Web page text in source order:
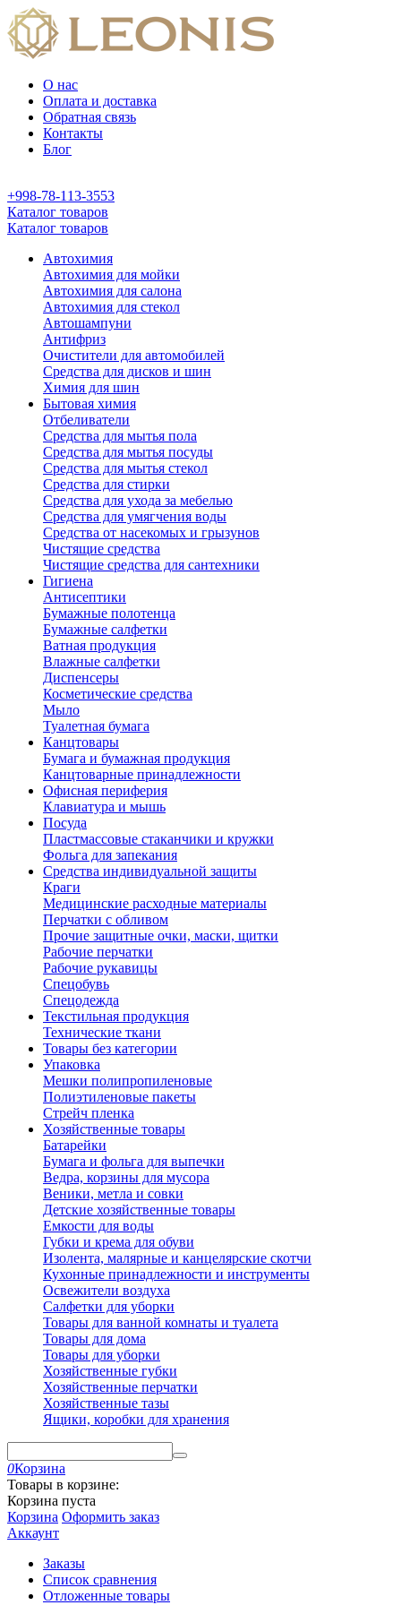
О нас
Оплата и доставка
Обратная связь
Контакты
Блог
+998-78-113-3553
Каталог товаров
Каталог товаров
Автохимия
Автохимия для мойки
Автохимия для салона
Автохимия для стекол
Автошампуни
Антифриз
Очистители для автомобилей
Средства для дисков и шин
Химия для шин
Бытовая химия
Отбеливатели
Средства для мытья пола
Средства для мытья посуды
Средства для мытья стекол
Средства для стирки
Средства для ухода за мебелью
Средства для умягчения воды
Средства от насекомых и грызунов
Чистящие средства
Чистящие средства для сантехники
Гигиена
Антисептики
Бумажные полотенца
Бумажные салфетки
Ватная продукция
Влажные салфетки
Диспенсеры
Косметические средства
Мыло
Туалетная бумага
Канцтовары
Бумага и бумажная продукция
Канцтоварные принадлежности
Офисная периферия
Клавиатура и мышь
Посуда
Пластмассовые стаканчики и кружки
Фольга для запекания
Средства индивидуальной защиты
Краги
Медицинские расходные материалы
Перчатки с обливом
Прочие защитные очки, маски, щитки
Рабочие перчатки
Рабочие рукавицы
Спецобувь
Спецодежда
Текстильная продукция
Технические ткани
Товары без категории
Упаковка
Мешки полипропиленовые
Полиэтиленовые пакеты
Стрейч пленка
Хозяйственные товары
Батарейки
Бумага и фольга для выпечки
Ведра, корзины для мусора
Веники, метла и совки
Детские хозяйственные товары
Емкости для воды
Губки и крема для обуви
Изолента, малярные и канцелярские скотчи
Кухонные принадлежности и инструменты
Освежители воздуха
Салфетки для уборки
Товары для ванной комнаты и туалета
Товары для дома
Товары для уборки
Хозяйственные губки
Хозяйственные перчатки
Хозяйственные тазы
Ящики, коробки для хранения
0Корзина
Товары в корзине:
Корзина пуста
Корзина Оформить заказ
Аккаунт
Заказы
Список сравнения
Отложенные товары